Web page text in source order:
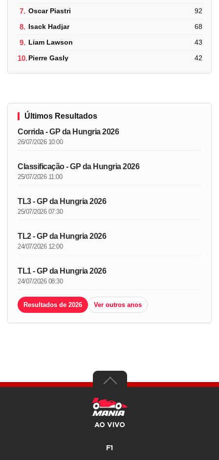
7. Oscar Piastri 92
8. Isack Hadjar 68
9. Liam Lawson 43
10.Pierre Gasly 42
Últimos Resultados
Corrida - GP da Hungria 2026
26/07/2026 10:00
Classificação - GP da Hungria 2026
25/07/2026 11:00
TL3 - GP da Hungria 2026
25/07/2026 07:30
TL2 - GP da Hungria 2026
24/07/2026 12:00
TL1 - GP da Hungria 2026
24/07/2026 08:30
Resultados de 2026 Ver outros anos
AO VIVO
F1